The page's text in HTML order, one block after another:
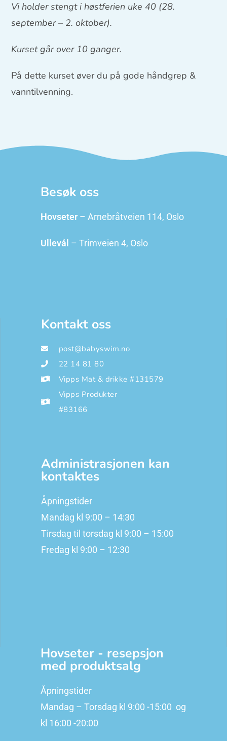
Vi holder stengt i høstferien uke 40 (28.
september – 2. oktober).
Kurset går over 10 ganger.
På dette kurset øver du på gode håndgrep &
vanntilvenning.
Besøk oss
Hovseter– Arnebråtveien 114, Oslo
Ullevål – Trimveien 4, Oslo
Kontakt oss
post@babyswim.no
22 14 81 80
Vipps Mat & drikke #131579
Vipps Produkter
#83166
Administrasjonen kan
kontaktes
Åpningstider
Mandag kl 9:00 – 14:30
Tirsdag til torsdag kl 9:00 – 15:00
Fredag kl 9:00 – 12:30
Hovseter - resepsjon
med produktsalg
Åpningstider
Mandag – Torsdag kl 9:00 -15:00 og
kl 16:00 -20:00